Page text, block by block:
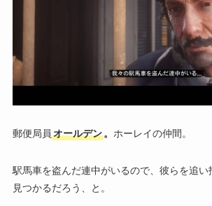
郵便局員 オールデン。 ホーレイの仲間。
駅馬車を盗んだ連中がいるので、彼らを追
見つかるだろう、と。